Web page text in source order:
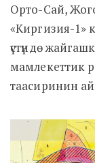
Орто-Сай,
«Киргизия-1»
үстүндө
мамлекеттик
таасиринин